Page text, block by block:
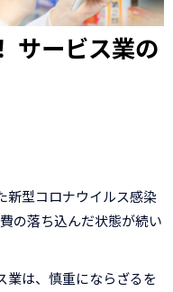
サービス業の
新型コロナウイルス感染
の落ち込んだ状態が続い
業は、慎重にならざるを